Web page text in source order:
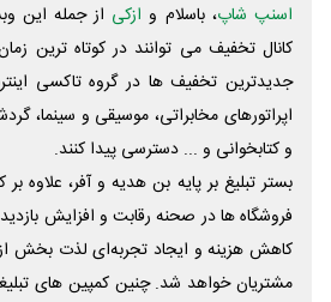
اسنپ شاپ، باسلام و ازکی از جمله این
کانال تخفیف می توانند در کوتاه ترین
جدیدترین تخفیف ها در گروه تاکسی
اپراتورهای مخابراتی، موسیقی و سینما،
و کتابخوانی و ... دسترسی پیدا کنند.
بستر تبلیغ بر پایه بن هدیه و آفر، علاوه
فروشگاه ها در صحنه رقابت و افزایش
کاهش هزینه و ایجاد تجربه‌ای لذت بخش
مشتریان خواهد شد. چنین کمپین های